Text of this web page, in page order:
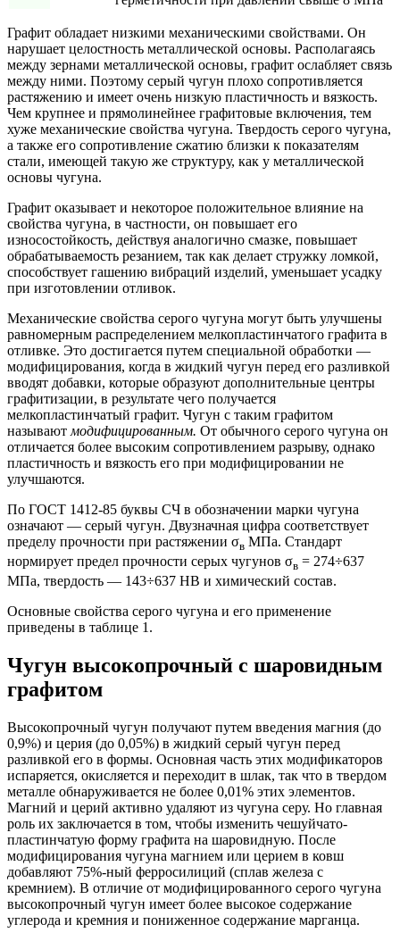
Графит обладает низкими механическими свойствами. Он
нарушает целостность металлической основы. Располагаясь
между зернами металлической основы, графит ослабляет связь
между ними. Поэтому серый чугун плохо сопротивляется
растяжению и имеет очень низкую пластичность и вязкость.
Чем крупнее и прямолинейнее графитовые включения, тем
хуже механические свойства чугуна. Твердость серого чугуна,
а также его сопротивление сжатию близки к показателям
стали, имеющей такую же структуру, как у металлической
основы чугуна.
Графит оказывает и некоторое положительное влияние на
свойства чугуна, в частности, он повышает его
износостойкость, действуя аналогично смазке, повышает
обрабатываемость резанием, так как делает стружку ломкой,
способствует гашению вибраций изделий, уменьшает усадку
при изготовлении отливок.
Механические свойства серого чугуна могут быть улучшены
равномерным распределением мелкопластинчатого графита в
отливке. Это достигается путем специальной обработки —
модифицирования, когда в жидкий чугун перед его разливкой
вводят добавки, которые образуют дополнительные центры
графитизации, в результате чего получается
мелкопластинчатый графит. Чугун с таким графитом
называют модифицированным. От обычного серого чугуна он
отличается более высоким сопротивлением разрыву, однако
пластичность и вязкость его при модифицировании не
улучшаются.
По ГОСТ 1412-85 буквы СЧ в обозначении марки чугуна
означают — серый чугун. Двузначная цифра соответствует
пределу прочности при растяжении σв МПа. Стандарт
нормирует предел прочности серых чугунов σв = 274÷637
МПа, твердость — 143÷637 НВ и химический состав.
Основные свойства серого чугуна и его применение
приведены в таблице 1.
Чугун высокопрочный с шаровидным
графитом
Высокопрочный чугун получают путем введения магния (до
0,9%) и церия (до 0,05%) в жидкий серый чугун перед
разливкой его в формы. Основная часть этих модификаторов
испаряется, окисляется и переходит в шлак, так что в твердом
металле обнаруживается не более 0,01% этих элементов.
Магний и церий активно удаляют из чугуна серу. Но главная
роль их заключается в том, чтобы изменить чешуйчато-
пластинчатую форму графита на шаровидную. После
модифицирования чугуна магнием или церием в ковш
добавляют 75%-ный ферросилиций (сплав железа с
кремнием). В отличие от модифицированного серого чугуна
высокопрочный чугун имеет более высокое содержание
углерода и кремния и пониженное содержание марганца.